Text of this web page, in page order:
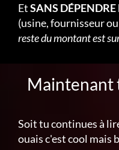
EtSANS
(usine, fournisseur
reste du montant est
Maintenant
Soit tu continues à
ouais c'est cool mais